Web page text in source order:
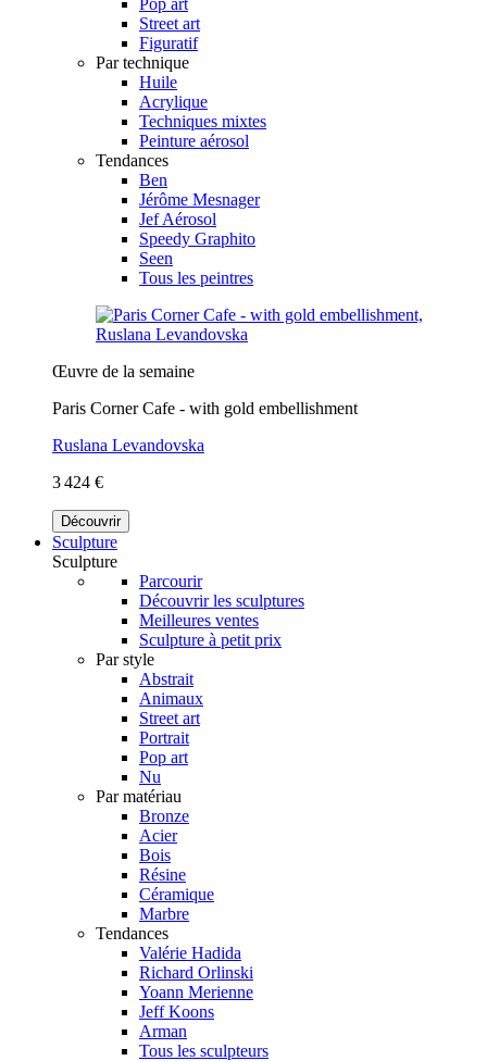
Street art
Figuratif
Par technique
Huile
Acrylique
Techniques mixtes
Peinture aérosol
Tendances
Ben
Jérôme Mesnager
Jef Aérosol
Speedy Graphito
Seen
Tous les peintres
Œuvre de la semaine
Paris Corner Cafe - with gold embellishment
Ruslana Levandovska
3 424 €
Découvrir
Sculpture
Sculpture
Parcourir
Découvrir les sculptures
Meilleures ventes
Sculpture à petit prix
Par style
Abstrait
Animaux
Street art
Portrait
Pop art
Nu
Par matériau
Bronze
Acier
Bois
Résine
Céramique
Marbre
Tendances
Valérie Hadida
Richard Orlinski
Yoann Merienne
Jeff Koons
Arman
Tous les sculpteurs